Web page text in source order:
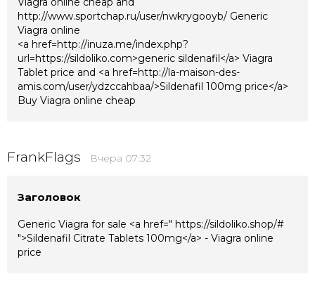
http://www.sportchap.ru/user/nwkrygooyb/ Generic
Viagra online
<a href=http://inuza.me/index.php?
url=https://sildoliko.com>generic sildenafil</a> Viagra
Tablet price and <a href=http://la-maison-des-
amis.com/user/ydzccahbaa/>Sildenafil 100mg price</a>
Buy Viagra online cheap
FrankFlags Вчера 07:32
Заголовок
Generic Viagra for sale <a href=" https://sildoliko.shop/#
">Sildenafil Citrate Tablets 100mg</a> - Viagra online
price